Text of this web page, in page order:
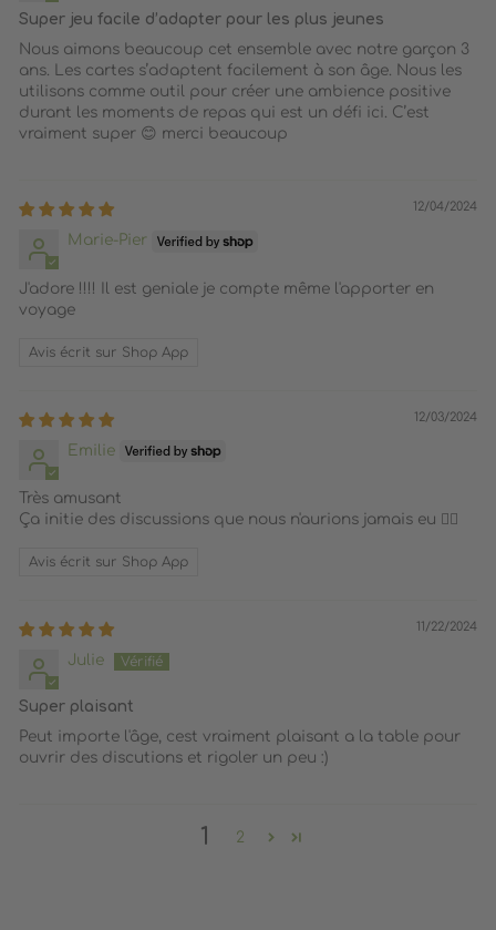
Super jeu facile d’adapter pour les plus jeunes
Nous aimons beaucoup cet ensemble avec notre garçon 3
ans. Les cartes s’adaptent facilement à son âge. Nous les
utilisons comme outil pour créer une ambience positive
durant les moments de repas qui est un défi ici. C’est
vraiment super 😊 merci beaucoup
12/04/2024
Marie-Pier
J'adore !!!! Il est geniale je compte même l'apporter en
voyage
Avis écrit sur Shop App
12/03/2024
Emilie
Très amusant
Ça initie des discussions que nous n'aurions jamais eu 👌🏼
Avis écrit sur Shop App
11/22/2024
Julie
Super plaisant
Peut importe l'âge, cest vraiment plaisant a la table pour
ouvrir des discutions et rigoler un peu :)
1 2